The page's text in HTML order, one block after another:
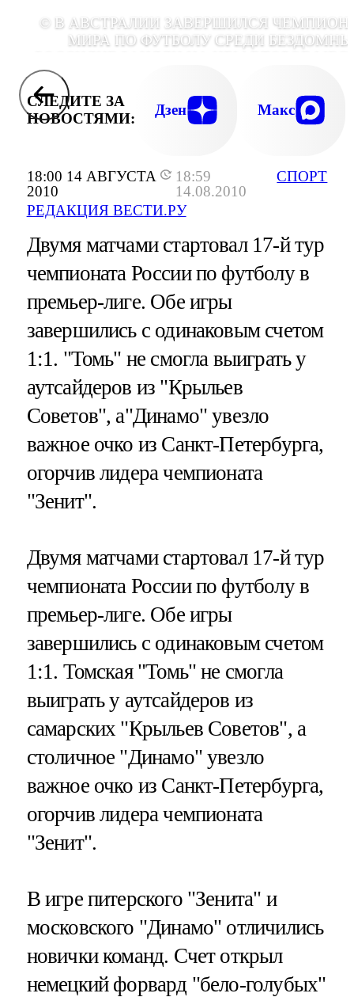
18:00 14 АВГУСТА
2010
18:59
14.08.2010
РЕДАКЦИЯ ВЕСТИ.РУ
СПОРТ
© В АВСТРАЛИИ ЗАВЕРШИЛСЯ
МИРА ПО ФУТБОЛУ СРЕДИ
СЛЕДИТЕ ЗА
НОВОСТЯМИ:
Дзен Макс
Двумя матчами стартовал 17-й тур
чемпионата России по футболу в
премьер-лиге. Обе игры
завершились с одинаковым счетом
1:1. "Томь" не смогла выиграть у
аутсайдеров из "Крыльев
Советов", а"Динамо" увезло
важное очко из Санкт-Петербурга,
огорчив лидера чемпионата
"Зенит".
Двумя матчами стартовал 17-й тур
чемпионата России по футболу в
премьер-лиге. Обе игры
завершились с одинаковым счетом
1:1. Томская "Томь" не смогла
выиграть у аутсайдеров из
самарских "Крыльев Советов", а
столичное "Динамо" увезло
важное очко из Санкт-Петербурга,
огорчив лидера чемпионата
"Зенит".
В игре питерского "Зенита" и
московского "Динамо" отличились
новички команд. Счет открыл
немецкий форвард "бело-голубых"